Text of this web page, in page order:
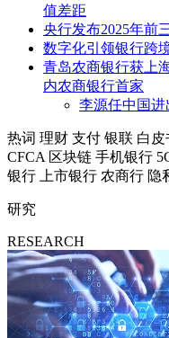
值差距
央行发布2025年前
数字化引领银行跨
青岛农商银行获上
内农商银行首家
李源任中国
热词 理财 支付 银联 白皮
CFCA 区块链 手机银行
银行
上市银行 农商行 隐
研究
RESEARCH